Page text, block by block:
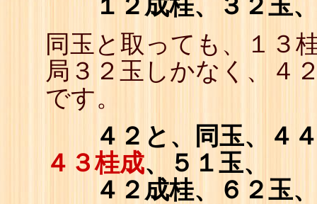
１２成桂、３２玉、
同玉と取っても、１３
局３２玉しかなく、４
です。
４２と、同玉、４４
４３桂成、５１玉、
４２成桂、６２玉、